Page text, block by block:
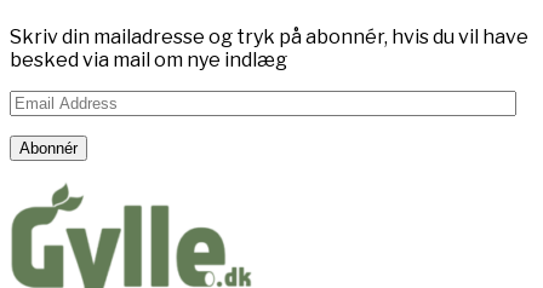
Skriv din mailadresse og tryk på abonnér, hvis du vil have
besked via mail om nye indlæg
Email
Address
Abonnér